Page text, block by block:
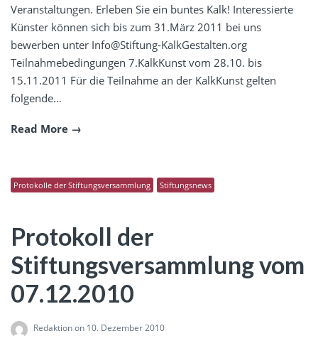
Veranstaltungen. Erleben Sie ein buntes Kalk! Interessierte
Künster können sich bis zum 31.März 2011 bei uns
bewerben unter Info@Stiftung-KalkGestalten.org
Teilnahmebedingungen 7.KalkKunst vom 28.10. bis
15.11.2011 Für die Teilnahme an der KalkKunst gelten
folgende…
Read More
Protokolle der Stiftungsversammlung Stiftungsnews
Protokoll der
Stiftungsversammlung vom
07.12.2010
Redaktionon 10. Dezember 2010